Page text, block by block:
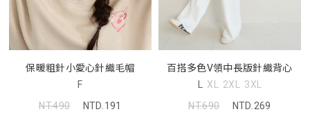
保暖粗針小愛心針織毛帽
F
NT.490
NTD.191
百搭多色V領中長版針織背心
L XL 2XL 3XL
NT.690
NTD.269